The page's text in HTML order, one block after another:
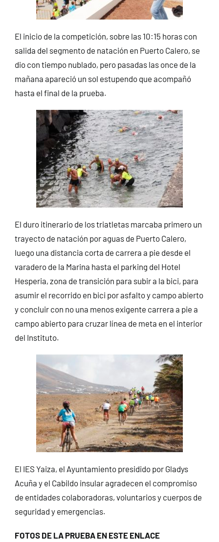
El inicio de la competición, sobre las 10:15 horas con
salida del segmento de natación en Puerto Calero, se
dio con tiempo nublado, pero pasadas las once de la
mañana apareció un sol estupendo que acompañó
hasta el final de la prueba.
El duro itinerario de los triatletas marcaba primero un
trayecto de natación por aguas de Puerto Calero,
luego una distancia corta de carrera a pie desde el
varadero de la Marina hasta el parking del Hotel
Hesperia, zona de transición para subir a la bici, para
asumir el recorrido en bici por asfalto y campo abierto
y concluir con no una menos exigente carrera a pie a
campo abierto para cruzar línea de meta en el interior
del Instituto.
El IES Yaiza, el Ayuntamiento presidido por Gladys
Acuña y el Cabildo insular agradecen el compromiso
de entidades colaboradoras, voluntarios y cuerpos de
seguridad y emergencias.
FOTOS DE LA PRUEBA EN ESTE ENLACE